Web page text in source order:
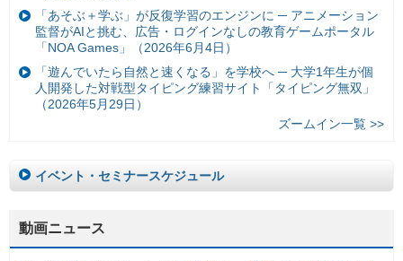
「あそぶ＋学ぶ」が反復学習のエンジンに ─ アニメーション
監督がAIと挑む、広告・ログインなしの教育ゲームポータル
「NOA Games」（2026年6月4日）
「遊んでいたら自然と速くなる」を学校へ ─ 大学1年生が個
人開発した対戦型タイピング練習サイト「タイピング無双」
（2026年5月29日）
ズームイン一覧 >>
イベント・セミナースケジュール
動画ニュース